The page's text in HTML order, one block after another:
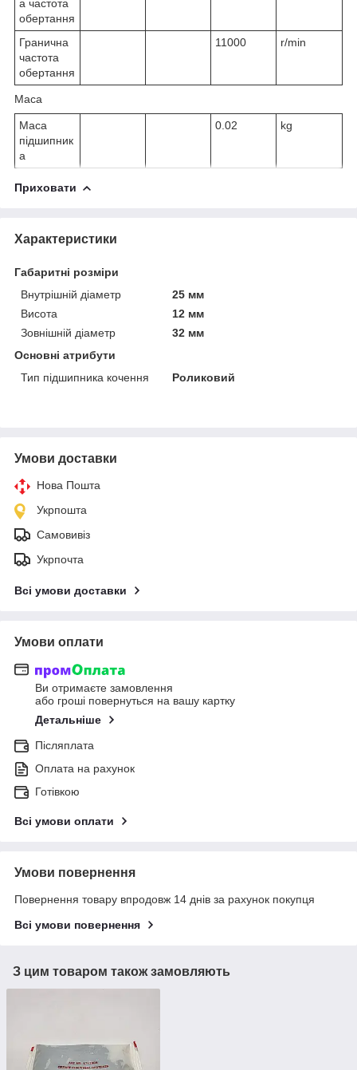
а частота
обертання
Гранична
частота
обертання
11000 r/min
Маса
Маса
підшипник
а
0.02 kg
Приховати
Характеристики
Габаритні розміри
Внутрішній діаметр
25 мм
Висота
12 мм
Зовнішній діаметр
32 мм
Основні атрибути
Тип підшипника кочення
Роликовий
Умови доставки
Нова Пошта
Укрпошта
Самовивіз
Укрпочта
Всі умови доставки
Умови оплати
Ви отримаєте замовлення
або гроші повернуться на вашу картку
Детальніше
Післяплата
Оплата на рахунок
Готівкою
Всі умови оплати
Умови повернення
Повернення товару впродовж 14 днів за рахунок покупця
Всі умови повернення
З цим товаром також замовляють